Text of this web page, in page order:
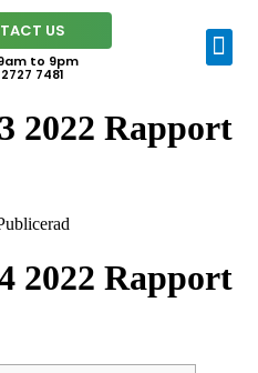
US
to 9pm
7481
2022 Rapport
2022 Rapport